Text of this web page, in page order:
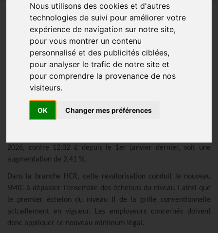
Nous utilisons des cookies et d'autres
technologies de suivi pour améliorer votre
expérience de navigation sur notre site,
pour vous montrer un contenu
personnalisé et des publicités ciblées,
pour analyser le trafic de notre site et
pour comprendre la provenance de nos
visiteurs.
OK Changer mes préférences
Hausse du SMIC : préserver
les conditions de réussite de
l’apprentissage
Actualité 2026
04/06/2026
2026, contre 12,02 € depuis le 1er janvier dernier, soit une
augmentation de 2,41 %.
Dans la branche HCR, cette revalorisation conduit le nouveau
SMIC à dépasser l’ensemble des échelons du niveau I ainsi que
le premier échelon du niveau II de la grille conventionnelle
actuellement en vigueur. Les employeurs concernés doivent
donc appliquer ce nouveau minimum légal.